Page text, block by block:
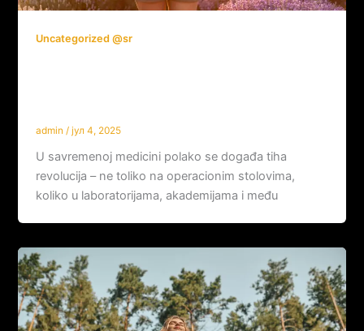
Uncategorized @sr
admin /јул 4, 2025
U savremenoj medicini polako se događa tiha
revolucija – ne toliko na operacionim stolovima,
koliko u laboratorijama, akademijama i među